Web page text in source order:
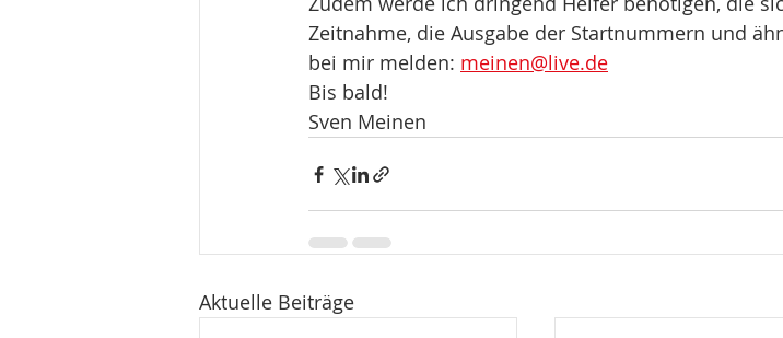
Zeitnahme, die Ausgabe der Startnummern und
bei mir melden: meinen@live.de
Bis bald!
Sven Meinen
Aktuelle Beiträge